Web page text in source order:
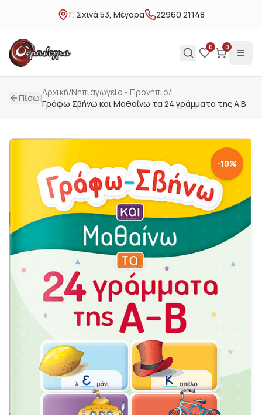
Γ. Σχινά 53, Μέγαρα 22960 21148
0 0
Πίσω|Αρχική/Νηπιαγωγείο - Προνήπιο/
Γράφω Σβήνω και Μαθαίνω τα 24 γράμματα της Α Β
-10%